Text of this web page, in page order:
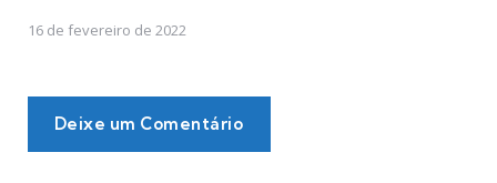
16 de fevereiro de 2022
Deixe um Comentário